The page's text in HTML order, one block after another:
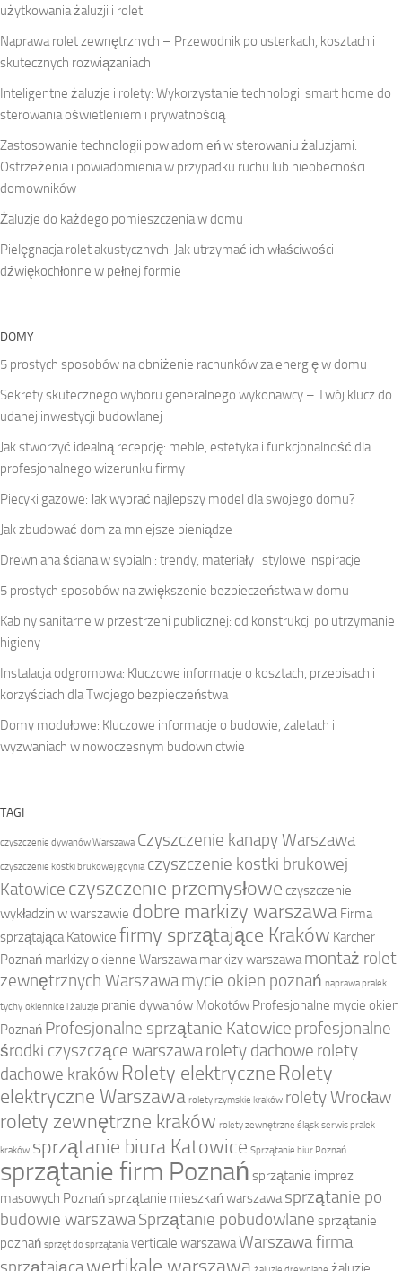
użytkowania żaluzji i rolet
Naprawa rolet zewnętrznych – Przewodnik po usterkach, kosztach i
skutecznych rozwiązaniach
Inteligentne żaluzje i rolety: Wykorzystanie technologii smart home do
sterowania oświetleniem i prywatnością
Zastosowanie technologii powiadomień w sterowaniu żaluzjami:
Ostrzeżenia i powiadomienia w przypadku ruchu lub nieobecności
domowników
Żaluzje do każdego pomieszczenia w domu
Pielęgnacja rolet akustycznych: Jak utrzymać ich właściwości
dźwiękochłonne w pełnej formie
DOMY
5 prostych sposobów na obniżenie rachunków za energię w domu
Sekrety skutecznego wyboru generalnego wykonawcy – Twój klucz do
udanej inwestycji budowlanej
Jak stworzyć idealną recepcję: meble, estetyka i funkcjonalność dla
profesjonalnego wizerunku firmy
Piecyki gazowe: Jak wybrać najlepszy model dla swojego domu?
Jak zbudować dom za mniejsze pieniądze
Drewniana ściana w sypialni: trendy, materiały i stylowe inspiracje
5 prostych sposobów na zwiększenie bezpieczeństwa w domu
Kabiny sanitarne w przestrzeni publicznej: od konstrukcji po utrzymanie
higieny
Instalacja odgromowa: Kluczowe informacje o kosztach, przepisach i
korzyściach dla Twojego bezpieczeństwa
Domy modułowe: Kluczowe informacje o budowie, zaletach i
wyzwaniach w nowoczesnym budownictwie
TAGI
czyszczenie dywanów Warszawa Czyszczenie kanapy Warszawa
czyszczenie kostki brukowej gdynia czyszczenie kostki brukowej
Katowice czyszczenie przemysłowe czyszczenie
wykładzin w warszawie dobre markizy warszawa Firma
sprzątająca Katowice firmy sprzątające Kraków Karcher
Poznań markizy okienne Warszawa markizy warszawa montaż rolet
zewnętrznych Warszawamycie okien poznań naprawa pralek
tychy okiennice i żaluzje pranie dywanów Mokotów Profesjonalne mycie okien
Poznań Profesjonalne sprzątanie Katowice profesjonalne
środki czyszczące warszawarolety dachowe rolety
dachowe kraków Rolety elektryczne Rolety
elektryczne Warszawa rolety rzymskie kraków rolety Wrocław
rolety zewnętrzne kraków rolety zewnętrzne śląsk serwis pralek
kraków sprzątanie biura Katowice Sprzątanie biur Poznań
sprzątanie firm Poznań sprzątanie imprez
masowych Poznańsprzątanie mieszkań warszawa sprzątanie po
budowie warszawaSprzątanie pobudowlane sprzątanie
poznań sprzęt do sprzątania verticale warszawaWarszawa firma
sprzątająca wertikale warszawa